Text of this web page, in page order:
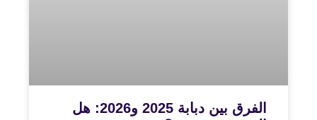
الفرق بين دبابة 2025 و2026: هل